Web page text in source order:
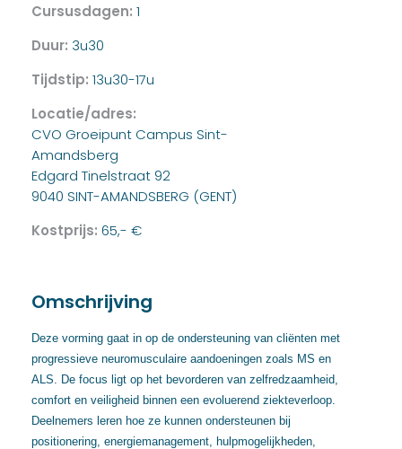
Cursusdagen: 1
Duur: 3u30
Tijdstip: 13u30-17u
Locatie/adres:
CVO Groeipunt Campus Sint-
Amandsberg
Edgard Tinelstraat 92
9040 SINT-AMANDSBERG (GENT)
Kostprijs: 65,- €
Omschrijving
Deze vorming gaat in op de ondersteuning van cliënten met
progressieve neuromusculaire aandoeningen zoals MS en
ALS. De focus ligt op het bevorderen van zelfredzaamheid,
comfort en veiligheid binnen een evoluerend ziekteverloop.
Deelnemers leren hoe ze kunnen ondersteunen bij
positionering, energiemanagement, hulpmogelijkheden,